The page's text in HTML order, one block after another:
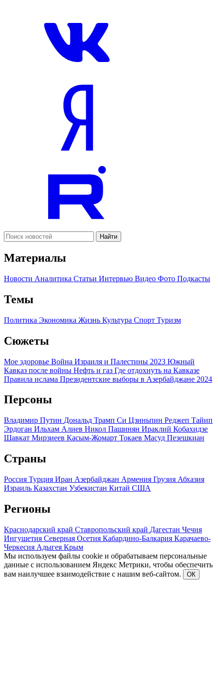
Найти
Материалы
Новости Аналитика Статьи Интервью Видео Фото Подкасты
Темы
Политика Экономика Жизнь Культура Спорт Туризм
Сюжеты
Мое здоровье Война Израиля и Палестины 2023 Южный
Кавказ после войны Нефть и газ Где отдохнуть на Кавказе
Правила ислама Президентские выборы в Азербайджане 2024
Персоны
Владимир Путин Дональд Трамп Си Цзиньпин Реджеп Тайип
Эрдоган Ильхам Алиев Никол Пашинян Ираклий Кобахидзе
Шавкат Мирзиеев Касым-Жомарт Токаев Масуд Пезешкиан
Страны
Россия Турция Иран Азербайджан Армения Грузия Абхазия
Израиль Казахстан Узбекистан Китай США
Регионы
Краснодарский край Ставропольский край Дагестан Чечня
Ингушетия Северная Осетия Кабардино-Балкария Карачаево-
Черкесия Адыгея Крым
Мы используем файлы cookie и обрабатываем персональные
данные с использованием Яндекс Метрики, чтобы обеспечить
вам наилучшее взаимодействие с нашим веб-сайтом.
ОК